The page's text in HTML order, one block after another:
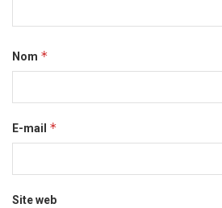
Nom *
E-mail *
Site web